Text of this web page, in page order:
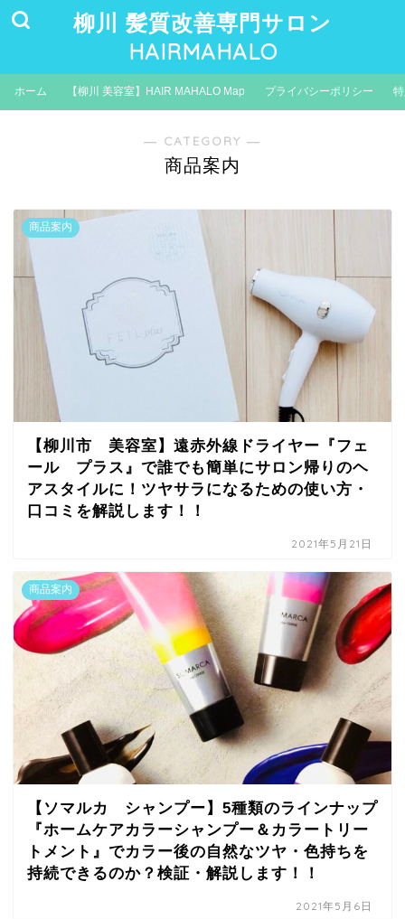
柳川 髪質改善専門サロン
HAIRMAHALO
ホーム 【柳川 美容室】HAIR MAHALO Map プライバシーポリシー
― CATEGORY ―
商品案内
商品案内
【柳川市 美容室】遠赤外線ドライヤー『フェ
ール プラス』で誰でも簡単にサロン帰りのヘ
アスタイルに！ツヤサラになるための使い方・
口コミを解説します！！
2021年5月21日
商品案内
【ソマルカ シャンプー】5種類のラインナップ
『ホームケアカラーシャンプー＆カラートリー
トメント』でカラー後の自然なツヤ・色持ちを
持続できるのか？検証・解説します！！
2021年5月6日